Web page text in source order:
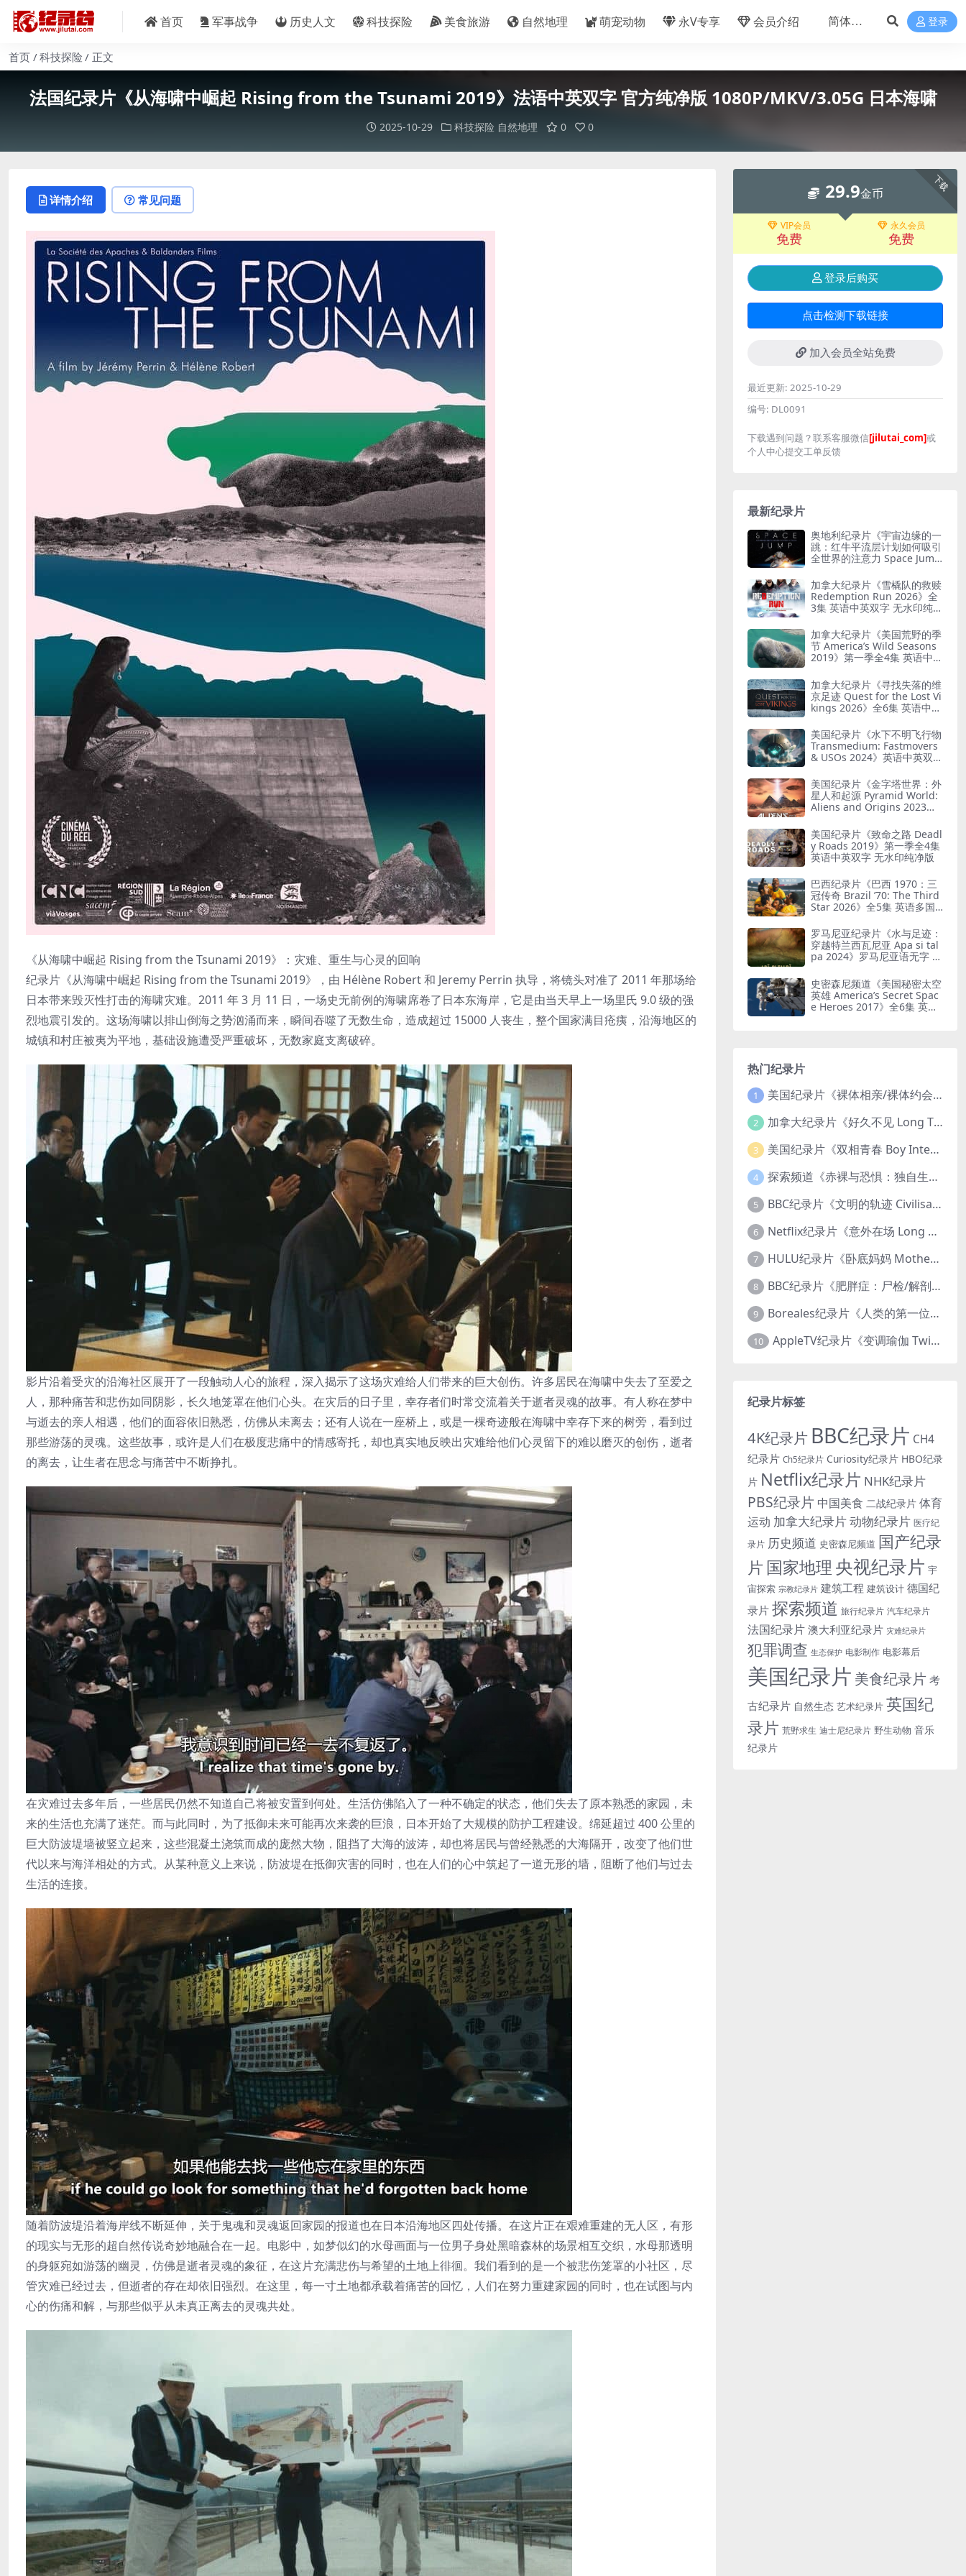
首页 军事战争 历史人文 科技探险 美食旅游 自然地理 萌宠动物 永V专享 会员介绍 登录
首页 科技探险 正文
法国纪录片《从海啸中崛起 Rising from the Tsunami 2019》法语中英双字 官方纯净版 1080P/MKV/3.05G 日本海啸
2025-10-29 科技探险 自然地理 0 0
详情介绍 常见问题
《从海啸中崛起 Rising from the Tsunami 2019》：灾难、重生与心灵的回响
纪录片《从海啸中崛起 Rising from the Tsunami 2019》，由 Hélène Robert 和 Jeremy Perrin 执导，将镜头对准了 2011 年那场给
日本带来毁灭性打击的海啸灾难。2011 年 3 月 11 日，一场史无前例的海啸席卷了日本东海岸，它是由当天早上一场里氏 9.0 级的强
烈地震引发的。这场海啸以排山倒海之势汹涌而来，瞬间吞噬了无数生命，造成超过 15000 人丧生，整个国家满目疮痍，沿海地区的
城镇和村庄被夷为平地，基础设施遭受严重破坏，无数家庭支离破碎。
影片沿着受灾的沿海社区展开了一段触动人心的旅程，深入揭示了这场灾难给人们带来的巨大创伤。许多居民在海啸中失去了至爱之
人，那种痛苦和悲伤如同阴影，长久地笼罩在他们心头。在灾后的日子里，幸存者们时常交流着关于逝者灵魂的故事。有人称在梦中
与逝去的亲人相遇，他们的面容依旧熟悉，仿佛从未离去；还有人说在一座桥上，或是一棵奇迹般在海啸中幸存下来的树旁，看到过
那些游荡的灵魂。这些故事，或许是人们在极度悲痛中的情感寄托，却也真实地反映出灾难给他们心灵留下的难以磨灭的创伤，逝者
的离去，让生者在思念与痛苦中不断挣扎。
在灾难过去多年后，一些居民仍然不知道自己将被安置到何处。生活仿佛陷入了一种不确定的状态，他们失去了原本熟悉的家园，未
来的生活也充满了迷茫。而与此同时，为了抵御未来可能再次来袭的巨浪，日本开始了大规模的防护工程建设。绵延超过 400 公里的
巨大防波堤墙被竖立起来，这些混凝土浇筑而成的庞然大物，阻挡了大海的波涛，却也将居民与曾经熟悉的大海隔开，改变了他们世
代以来与海洋相处的方式。从某种意义上来说，防波堤在抵御灾害的同时，也在人们的心中筑起了一道无形的墙，阻断了他们与过去
生活的连接。
随着防波堤沿着海岸线不断延伸，关于鬼魂和灵魂返回家园的报道也在日本沿海地区四处传播。在这片正在艰难重建的无人区，有形
的现实与无形的超自然传说奇妙地融合在一起。电影中，如梦似幻的水母画面与一位男子身处黑暗森林的场景相互交织，水母那透明
的身躯宛如游荡的幽灵，仿佛是逝者灵魂的象征，在这片充满悲伤与希望的土地上徘徊。我们看到的是一个被悲伤笼罩的小社区，尽
管灾难已经过去，但逝者的存在却依旧强烈。在这里，每一寸土地都承载着痛苦的回忆，人们在努力重建家园的同时，也在试图与内
心的伤痛和解，与那些似乎从未真正离去的灵魂共处。
下载
29.9金币
VIP会员
免费
永久会员
免费
登录后购买
点击检测下载链接
加入会员全站免费
最近更新: 2025-10-29
编号: DL0091
下载遇到问题？联系客服微信[jilutai_com]或
个人中心提交工单反馈
最新纪录片
奥地利纪录片《宇宙边缘的一
跳：红牛平流层计划如何吸引
全世界的注意力 Space Jum
ptured the World’s Attentio
n 2022》英语无字 无水印纯
净版 红牛平流层计划
加拿大纪录片《雪橇队的救赎
Redemption Run 2026》全
3集 英语中英双字 无水印纯净
加拿大纪录片《美国荒野的季
节 America’s Wild Seasons
2019》第一季全4集 英语中英
四季
加拿大纪录片《寻找失落的维
京足迹 Quest for the Lost Vi
kings 2026》全6集 英语中英
美国纪录片《水下不明飞行物
Transmedium: Fastmovers
& USOs 2024》英语中英双字
物
美国纪录片《金字塔世界：外
星人和起源 Pyramid World:
Aliens and Origins 2023》
金字塔与外星人
美国纪录片《致命之路 Deadl
y Roads 2019》第一季全4集
英语中英双字 无水印纯净版
巴西纪录片《巴西 1970：三
冠传奇 Brazil ’70: The Third
Star 2026》全5集 英语多国
足球队
罗马尼亚纪录片《水与足迹：
穿越特兰西瓦尼亚 Apa si tal
pa 2024》罗马尼亚语无字 无
史密森尼频道《美国秘密太空
英雄 America’s Secret Spac
e Heroes 2017》全6集 英语
热门纪录片
1 美国纪录片《裸体相亲/裸体约会 Dating Naked 2014-2016》第1-3季全33集 英语中英双字 无水印纯净版 1080P/MKV/85.6G 裸体相亲真人秀
2 加拿大纪录片《好久不见 Long Time Comin 1993》英语中英双字 官方纯净版 1080P/MKV/1G 女同性艺术家
3 美国纪录片《双相青春 Boy Interrupted 2009》英语中英双字 官方纯净版 1080P/MKV/1.43G 青少年躁郁症
4 探索频道《赤裸与恐惧：独自生存/赤裸荒野求生 Naked and Afraid: Solo 2023》第一季全8集 英语中英双字 官方纯净版 高码1080P/MKV/45.4G
5 BBC纪录片《文明的轨迹 Civilisations 1969》全13集 英语中英双字 高清收藏版 1080P/MKV/64.1G 西方艺术史话
6 Netflix纪录片《意外在场 Long Shot 2017》英语中字 720P/NKV/1.06GB 美国谋杀误判案件
7 HULU纪录片《卧底妈妈 Mother Undercover 2023》全4集 英语中英双字 官方纯净版 1080P/MKV/7.6G 拯救孩子
8 BBC纪录片《肥胖症：尸检/解剖肥胖 Obesity: The Post Mortem 2016》英语中英双字 无水印纯净版 1080P/MKV/1.03G
9 Boreales纪录片《人类的第一位动物朋友：人类和狗的神奇故事 Man’s First Friend 2018》英语中英双字 1080P/MP4/1.8G 狗的神奇故事
10 AppleTV纪录片《变调瑜伽 Twisted Yoga 2026》全3集 英语中英双字 无水印纯净版 1080P/MKV/10G 瑜伽大师背后的真相
纪录片标签
4K纪录片 BBC纪录片 CH4
纪录片 Ch5纪录片 Curiosity纪录片 HBO纪录
片 Netflix纪录片 NHK纪录片
PBS纪录片 中国美食 二战纪录片 体育
运动 加拿大纪录片动物纪录片 医疗纪
录片 历史频道 史密森尼频道 国产纪录
片 国家地理 央视纪录片 宇
宙探索 宗教纪录片 建筑工程 建筑设计 德国纪
录片 探索频道 旅行纪录片 汽车纪录片
法国纪录片 澳大利亚纪录片 灾难纪录片
犯罪调查 生态保护 电影制作 电影幕后
美国纪录片 美食纪录片考
古纪录片 自然生态 艺术纪录片 英国纪
录片 荒野求生 迪士尼纪录片 野生动物 音乐
纪录片